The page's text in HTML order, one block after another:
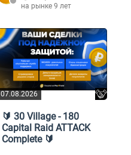
на рынке 9 лет
07.08.2026
🔰 30 Village - 180
Capital Raid ATTACK
Complete 🔰